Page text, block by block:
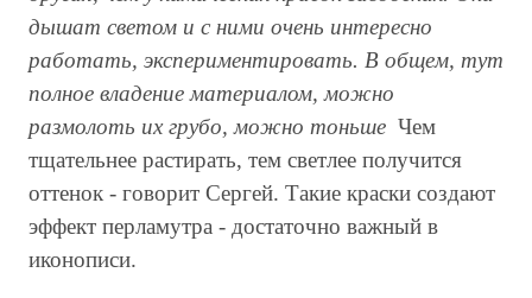
дышат светом и с ними очень интересно
работать, экспериментировать. В общем, тут
полное владение материалом, можно
размолоть их грубо, можно тоньше Чем
тщательнее растирать, тем светлее получится
оттенок - говорит Сергей. Такие краски создают
эффект перламутра - достаточно важный в
иконописи.